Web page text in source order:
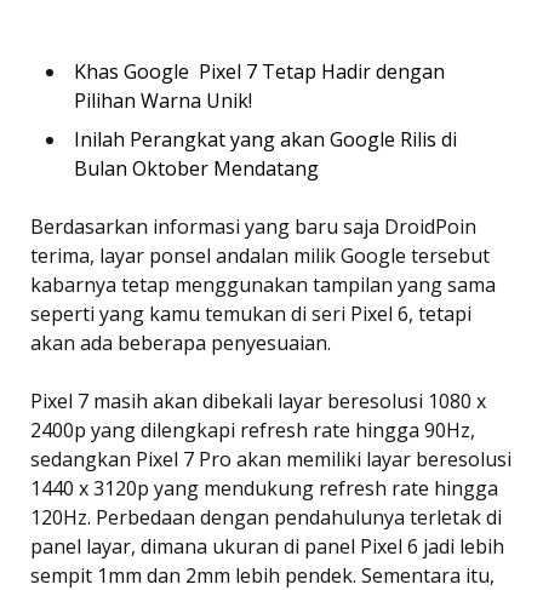
Khas Google  Pixel 7 Tetap Hadir dengan
Pilihan Warna Unik!
Inilah Perangkat yang akan Google Rilis di
Bulan Oktober Mendatang
Berdasarkan informasi yang baru saja DroidPoin
terima, layar ponsel andalan milik Google tersebut
kabarnya tetap menggunakan tampilan yang sama
seperti yang kamu temukan di seri Pixel 6, tetapi
akan ada beberapa penyesuaian.
Pixel 7 masih akan dibekali layar beresolusi 1080 x
2400p yang dilengkapi refresh rate hingga 90Hz,
sedangkan Pixel 7 Pro akan memiliki layar beresolusi
1440 x 3120p yang mendukung refresh rate hingga
120Hz. Perbedaan dengan pendahulunya terletak di
panel layar, dimana ukuran di panel Pixel 6 jadi lebih
sempit 1mm dan 2mm lebih pendek. Sementara itu,